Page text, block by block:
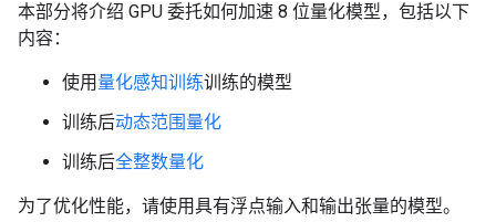
本部分将介绍 GPU 委托如何加速 8 位量化模型，包括以下
内容：
使用 量化感知训练训练的模型
训练后动态范围量化
训练后全整数量化
为了优化性能，请使用具有浮点输入和输出张量的模型。